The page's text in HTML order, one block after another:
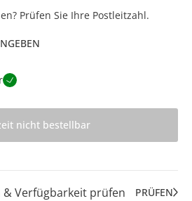
Prüfen Sie Ihre Postleitzahl.
nicht bestellbar
Verfügbarkeit prüfen PRÜFEN